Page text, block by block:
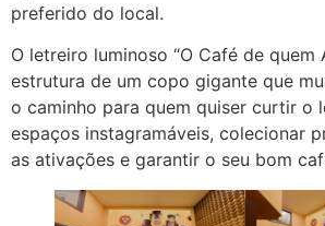
preferido do local.
O letreiro luminoso “O Café de quem
estrutura de um copo gigante que
o caminho para quem quiser curtir o
espaços instagramáveis, colecionar
as ativações e garantir o seu bom